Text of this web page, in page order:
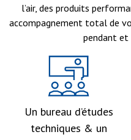
l’air, des produits
accompagnement total de
pendant et
Un bureau d’études
techniques & un